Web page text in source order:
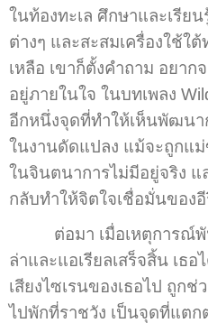
ในท้องทะเล ศึกษาและเรียน
ต่างๆ และสะสมเครื่องใช้ใ
เหลือ เขาก็ตั้งคำถาม อยาก
อยู่ภายในใจ ในบทเพลง
อีกหนึ่งจุดที่ทำให้เห็นพัฒนา
ในงานดัดแปลง แม้จะถูกแม่
ในจินตนาการไม่มีอยู่จริง แ
กลับทำให้จิตใจเชื่อมั่นของ
ต่อมา เมื่อเหตุการณ์พัน
ล่าและแอเรียลเสร็จสิ้น เธ
เสียงไซเรนของเธอไป ถูก
ไปพักที่ราชวัง เป็นจุดที่แตก